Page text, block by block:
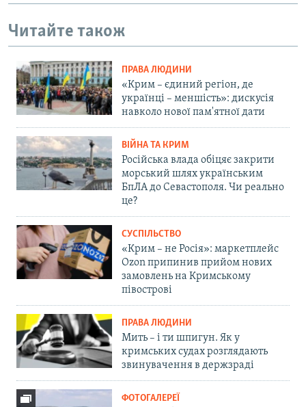
Читайте також
ПРАВА ЛЮДИНИ
«Крим – єдиний регіон, де
українці – меншість»: дискусія
навколо нової пам'ятної дати
ВІЙНА ТА КРИМ
Російська влада обіцяє закрити
морський шлях українським
БпЛА до Севастополя. Чи реально
це?
СУСПІЛЬСТВО
«Крим – не Росія»: маркетплейс
Ozon припинив прийом нових
замовлень на Кримському
півострові
ПРАВА ЛЮДИНИ
Мить – і ти шпигун. Як у
кримських судах розглядають
звинувачення в держзраді
ФОТОГАЛЕРЕЇ